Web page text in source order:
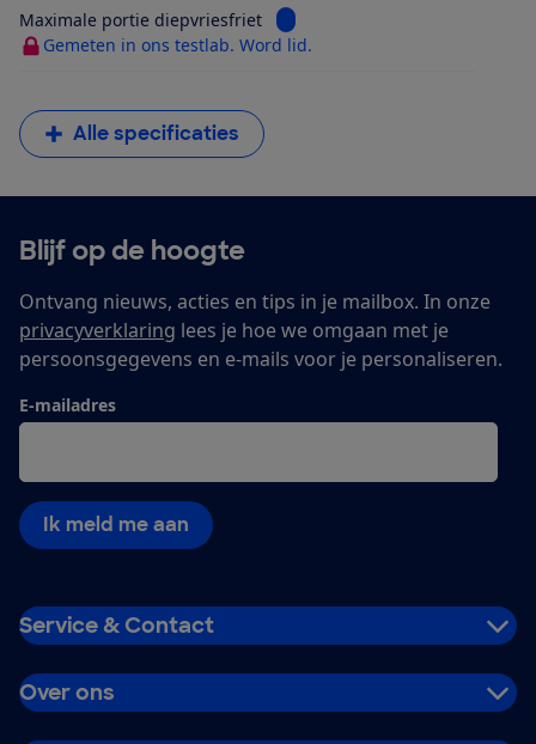
Maximale portie diepvriesfriet
Bekijk informatie voor
Gemeten in ons testlab. Word lid.
Alle specificaties
Blijf op de hoogte
Ontvang nieuws, acties en tips in je mailbox. In onze
privacyverklaring lees je hoe we omgaan met je
persoonsgegevens en e-mails voor je personaliseren.
E-mailadres
Ik meld me aan
Service & Contact
Over ons